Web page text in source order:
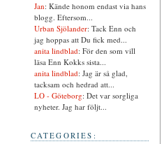
Jan: Kände honom endast via hans
blogg. Eftersom...
Urban Sjölander: Tack Enn och
jag hoppas att Du fick med...
anita lindblad: För den som vill
läsa Enn Kokks sista...
anita lindblad: Jag är så glad,
tacksam och hedrad att...
LO - Göteborg: Det var sorgliga
nyheter. Jag har följt...
CATEGORIES: